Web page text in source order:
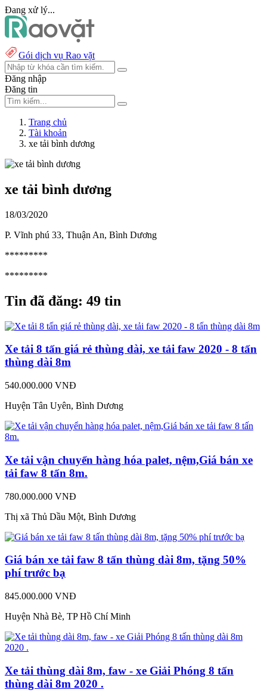
Đang xử lý...
Gói dịch vụ Rao vặt
Đăng nhập
Đăng tin
Trang chủ
Tài khoản
xe tải bình dương
xe tải bình dương
18/03/2020
P. Vĩnh phú 33, Thuận An, Bình Dương
*********
*********
Tin đã đăng: 49 tin
Xe tải 8 tấn giá rẻ thùng dài, xe tải faw 2020 - 8 tấn
thùng dài 8m
540.000.000 VNĐ
Huyện Tân Uyên, Bình Dương
Xe tải vận chuyển hàng hóa palet, nệm,Giá bán xe
tải faw 8 tấn 8m.
780.000.000 VNĐ
Thị xã Thủ Dầu Một, Bình Dương
Giá bán xe tải faw 8 tấn thùng dài 8m, tặng 50%
phí trước bạ
845.000.000 VNĐ
Huyện Nhà Bè, TP Hồ Chí Minh
Xe tải thùng dài 8m, faw - xe Giải Phóng 8 tấn
thùng dài 8m 2020 .